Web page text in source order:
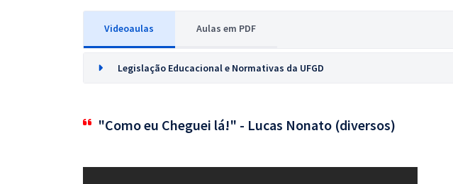
Videoaulas Aulas em PDF
Legislação Educacional e Normativas da UFGD
"Como eu Cheguei lá!" - Lucas Nonato (diversos)